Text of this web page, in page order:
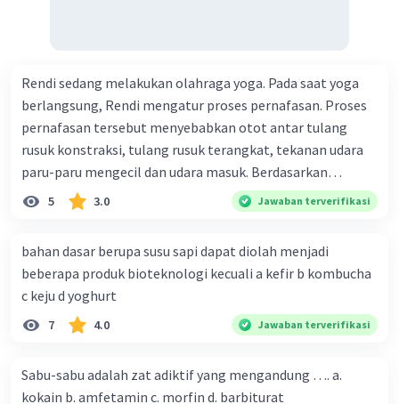
Rendi sedang melakukan olahraga yoga. Pada saat yoga
berlangsung, Rendi mengatur proses pernafasan. Proses
pernafasan tersebut menyebabkan otot antar tulang
rusuk konstraksi, tulang rusuk terangkat, tekanan udara
paru-paru mengecil dan udara masuk. Berdasarkan
informasi tersebut, dapat disimpulkan bahwa Rendi
sedang melakukan proses pernafasan....
5 3.0 Jawaban terverifikasi
bahan dasar berupa susu sapi dapat diolah menjadi
beberapa produk bioteknologi kecuali a kefir b kombucha
c keju d yoghurt
7 4.0 Jawaban terverifikasi
Sabu-sabu adalah zat adiktif yang mengandung …. a.
kokain b. amfetamin c. morfin d. barbiturat